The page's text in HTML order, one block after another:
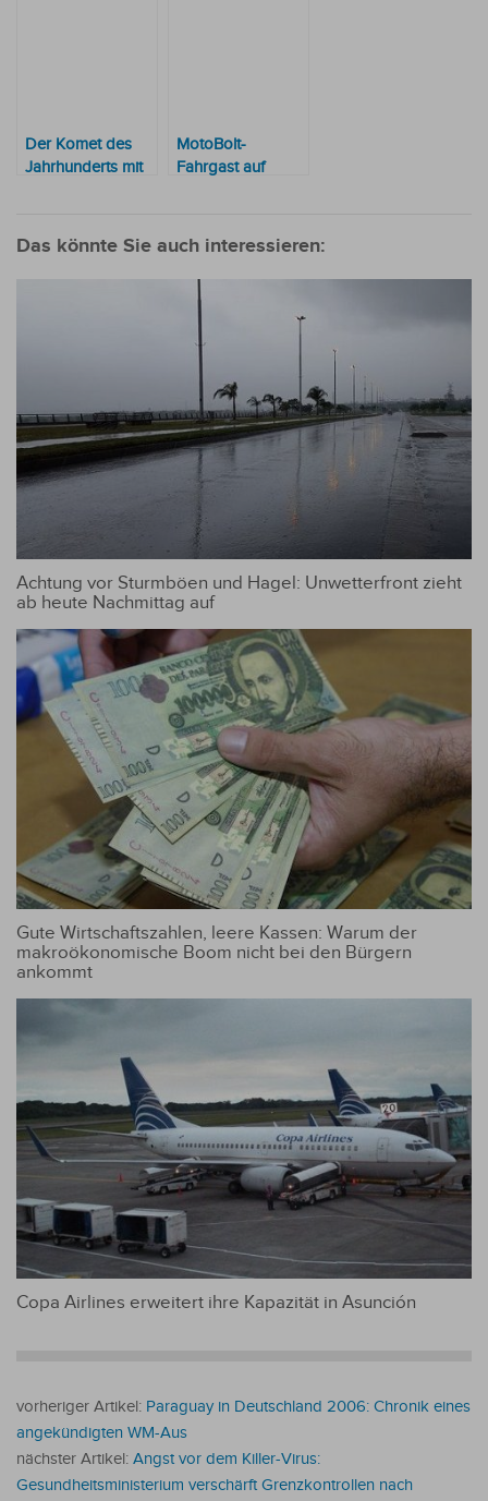
Der Komet des
Jahrhunderts mit
Sie die Gunst der
MotoBolt-
Fahrgast auf
Das könnte Sie auch interessieren:
Achtung vor Sturmböen und Hagel: Unwetterfront zieht
ab heute Nachmittag auf
Gute Wirtschaftszahlen, leere Kassen: Warum der
makroökonomische Boom nicht bei den Bürgern
ankommt
Copa Airlines erweitert ihre Kapazität in Asunción
vorheriger Artikel: Paraguay in Deutschland 2006: Chronik eines
angekündigten WM-Aus
nächster Artikel: Angst vor dem Killer-Virus:
Gesundheitsministerium verschärft Grenzkontrollen nach